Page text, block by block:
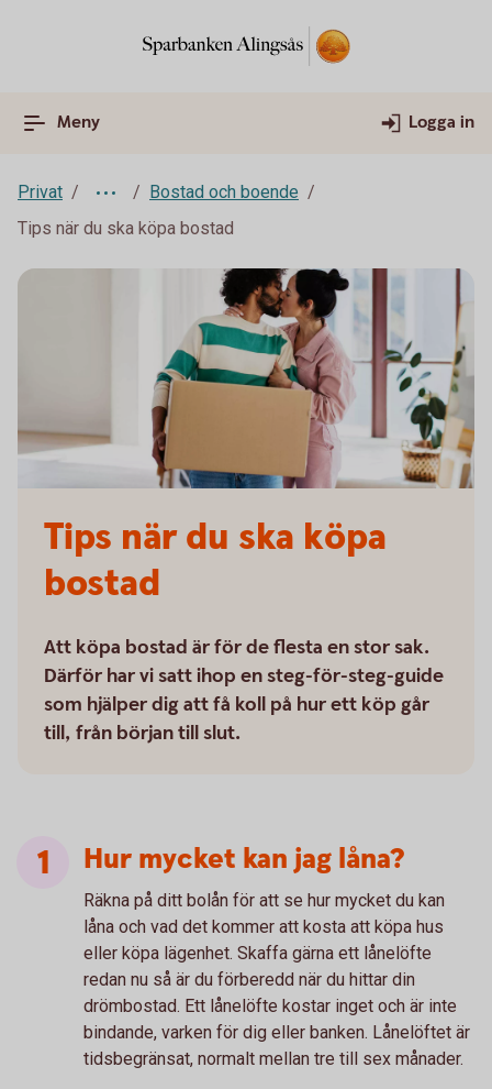
Meny Logga in
Privat
Bostad och boende
Tips när du ska köpa bostad
Tips när du ska köpa
bostad
Att köpa bostad är för de flesta en stor sak.
Därför har vi satt ihop en steg-för-steg-guide
som hjälper dig att få koll på hur ett köp går
till, från början till slut.
Hur mycket kan jag låna?
Räkna på ditt bolån för att se hur mycket du kan
låna och vad det kommer att kosta att köpa hus
eller köpa lägenhet. Skaffa gärna ett lånelöfte
redan nu så är du förberedd när du hittar din
drömbostad. Ett lånelöfte kostar inget och är inte
bindande, varken för dig eller banken. Lånelöftet är
tidsbegränsat, normalt mellan tre till sex månader.